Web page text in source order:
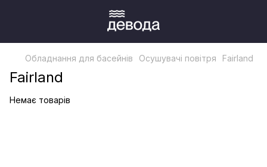
Обладнання для басейнів Осушувачі повітря Fairland
Fairland
Немає товарів